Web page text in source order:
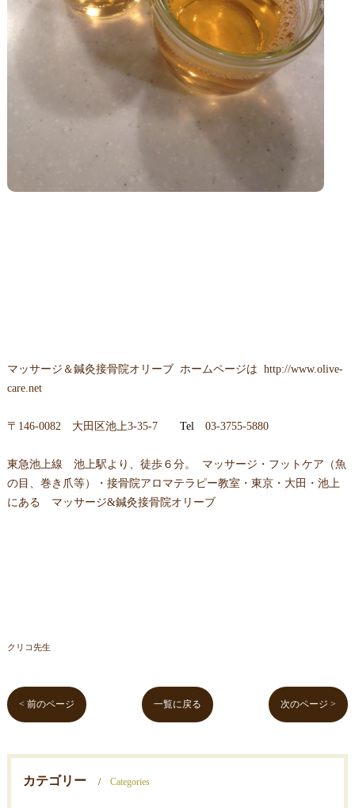
マッサージ＆鍼灸接骨院オリーブ ホームページは http://www.olive-
care.net
〒146-0082 大田区池上3-35-7Tel 03-3755-5880
東急池上線 池上駅より、徒歩６分。 マッサージ・フットケア（魚
の目、巻き爪等）・接骨院アロマテラピー教室・東京・大田・池上
にある マッサージ&鍼灸接骨院オリーブ
クリコ先生
< 前のページ 一覧に戻る 次のページ >
カテゴリー Categories